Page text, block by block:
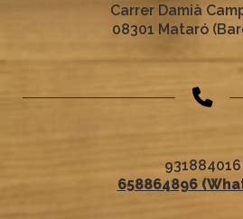
Carrer Damià
08301 Mataró
931884016
658864896